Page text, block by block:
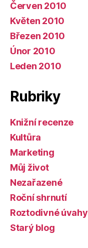
Červen 2010
Květen 2010
Březen 2010
Únor 2010
Leden 2010
Rubriky
Knižní recenze
Kultůra
Marketing
Můj život
Nezařazené
Roční shrnutí
Roztodivné úvahy
Starý blog